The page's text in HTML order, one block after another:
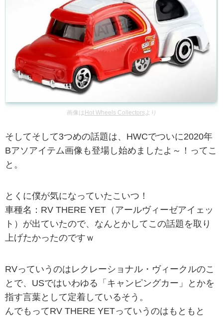
画像は Hot Wheels Collectors より
そしてそして3つめの話題は、HWCでついに2020年
Bアソアイテム画像も登場し始めましたよ～！ってこ
と。
とくに僕が気になっていたこいつ！
車種名：RV THERE YET（アールヴィーゼアイェッ
ト）が出ていたので、なんとかしてこの話題を取り
上げたかったのですｗ
RVっていうのはレクレーショナル・ヴィークルのこ
とで、USではいわゆる「キャンピングカー」とかを
指す言葉として定着しているそう。
んでもってRV THERE YETっていうのはもともと